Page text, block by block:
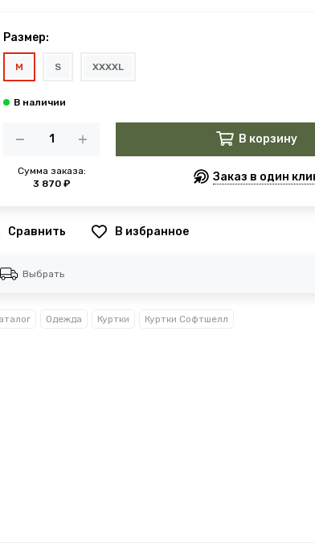
Размер:
M S XXXXL
Сумма заказа:
3 870 ₽
В корзину
Заказ в один
В избранное
Выбрать
Одежда Куртки Куртки Софтшелл